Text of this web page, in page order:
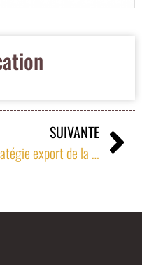
SUIVANTE
Stratégie export de la bio française